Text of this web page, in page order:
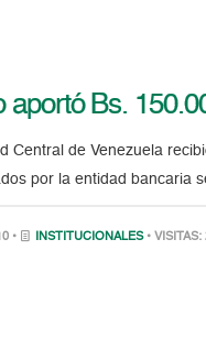
aportó Bs.
Central de Venezuela
por la entidad bancaria
• INSTITUCIONALES • VISITAS: